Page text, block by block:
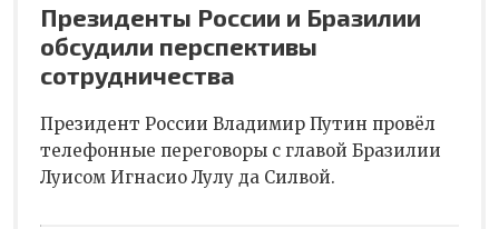
Президенты России и Бразилии
обсудили перспективы
сотрудничества
Президент России Владимир Путин провёл
телефонные переговоры с главой Бразилии
Луисом Игнасио Лулу да Силвой.